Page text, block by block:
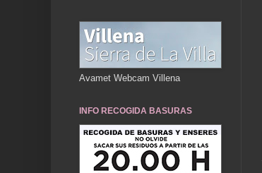
Avamet Webcam Villena
INFO RECOGIDA BASURAS